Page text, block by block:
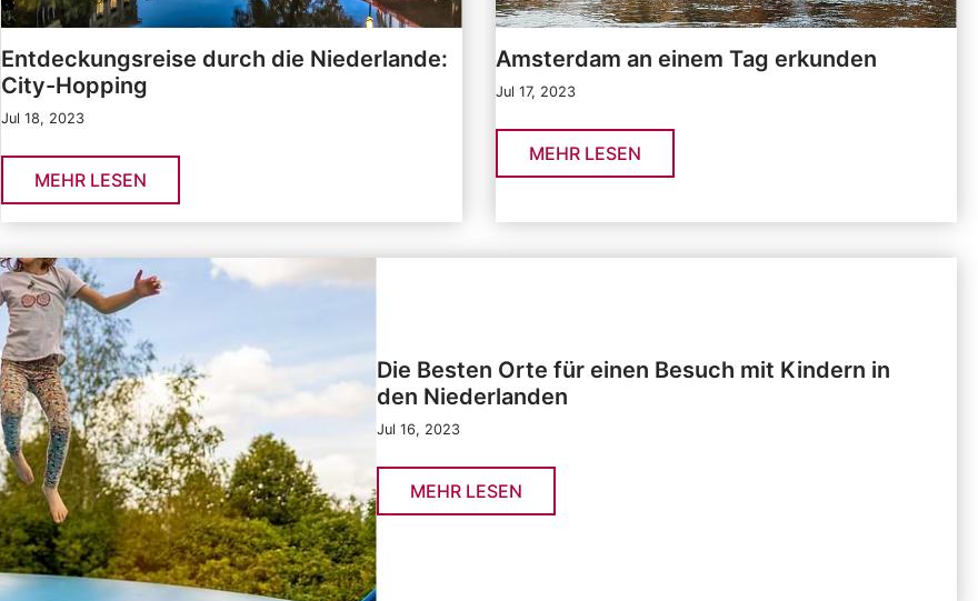
Entdeckungsreise durch die Niederlande:
City-Hopping
Jul 18, 2023
MEHR LESEN
Amsterdam an einem Tag erkunden
Jul 17, 2023
MEHR LESEN
Die Besten Orte für einen Besuch mit Kindern in
den Niederlanden
Jul 16, 2023
MEHR LESEN